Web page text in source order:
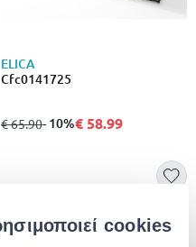
cookies
ELICA
Cfc0141725
από
€ 65.90σε
- 10%€ 58.99